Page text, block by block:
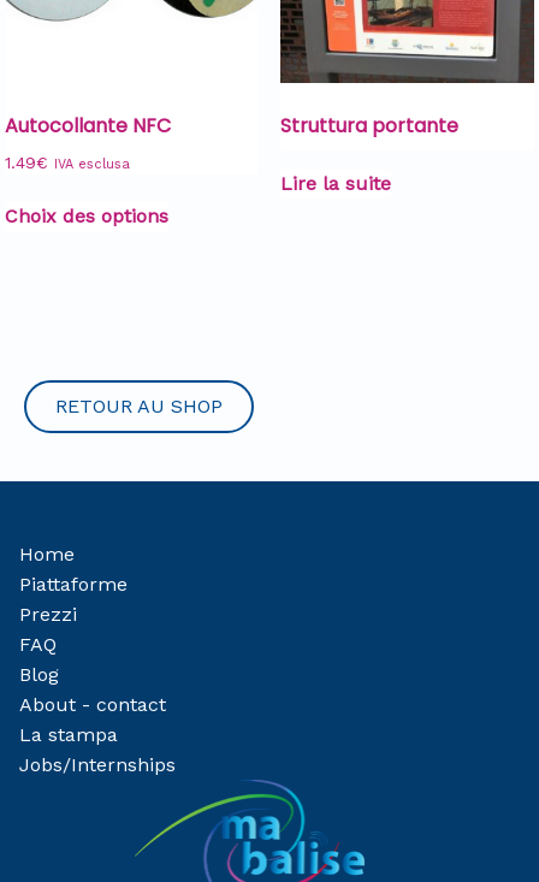
Autocollante NFC
1.49€ IVA esclusa
Choix des options
Struttura portante
Lire la suite
RETOUR AU SHOP
Home
Piattaforme
Prezzi
FAQ
Blog
About - contact
La stampa
Jobs/Internships